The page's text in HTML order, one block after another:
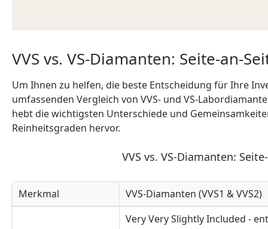
VVS vs. VS-Diamanten: Seite-an-
Um Ihnen zu helfen, die beste Entscheidung für Ihre
umfassenden Vergleich von VVS- und VS-
hebt die wichtigsten Unterschiede und
Reinheitsgraden hervor.
VVS vs. VS-Diamanten:
VVS vs. VS-Diamanten: Seite-an-Seite-Vergleich
Merkmal VVS-Diamanten (VVS1 & VVS2)
Very Very Slightly Included -